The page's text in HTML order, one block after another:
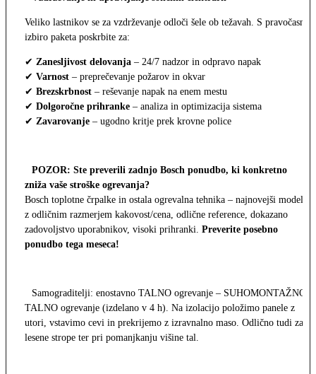
Veliko lastnikov se za vzdrževanje odloči šele ob težavah. S pravočasno
izbiro paketa poskrbite za:
✔ Zanesljivost delovanja – 24/7 nadzor in odpravo napak
✔ Varnost – preprečevanje požarov in okvar
✔ Brezskrbnost – reševanje napak na enem mestu
✔ Dolgoročne prihranke – analiza in optimizacija sistema
✔ Zavarovanje – ugodno kritje prek krovne police
POZOR: Ste preverili zadnjo Bosch ponudbo, ki konkretno
zniža vaše stroške ogrevanja?
Bosch toplotne črpalke in ostala ogrevalna tehnika – najnovejši modeli
z odličnim razmerjem kakovost/cena, odlične reference, dokazano
zadovoljstvo uporabnikov, visoki prihranki. Preverite posebno
ponudbo tega meseca!
Samograditelji: enostavno TALNO ogrevanje – SUHOMONTAŽNO
TALNO ogrevanje (izdelano v 4 h). Na izolacijo položimo panele z
utori, vstavimo cevi in prekrijemo z izravnalno maso. Odlično tudi za
lesene strope ter pri pomanjkanju višine tal.